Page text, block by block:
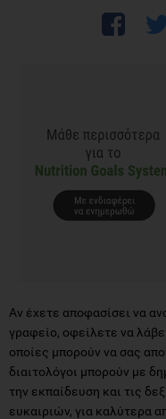
Αν έχετε αποφασίσει να
γραφείο, οφείλετε να
οποίες μπορούν να σας
διαιτολόγοι μπορούν με
την εκπαίδευση και τις
ευκαιριών, για καλύτερα